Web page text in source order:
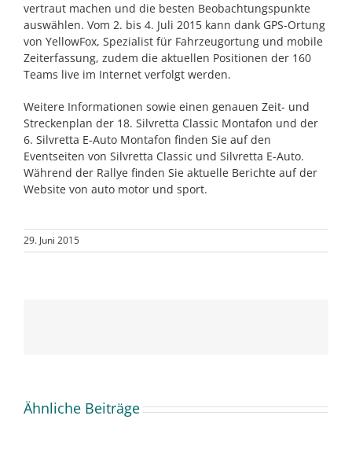
vertraut machen und die besten Beobachtungspunkte
auswählen. Vom 2. bis 4. Juli 2015 kann dank GPS-Ortung
von YellowFox, Spezialist für Fahrzeugortung und mobile
Zeiterfassung, zudem die aktuellen Positionen der 160
Teams live im Internet verfolgt werden.
Weitere Informationen sowie einen genauen Zeit- und
Streckenplan der 18. Silvretta Classic Montafon und der
6. Silvretta E-Auto Montafon finden Sie auf den
Eventseiten von Silvretta Classic und Silvretta E-Auto.
Während der Rallye finden Sie aktuelle Berichte auf der
Website von auto motor und sport.
29. Juni 2015
Ähnliche Beiträge